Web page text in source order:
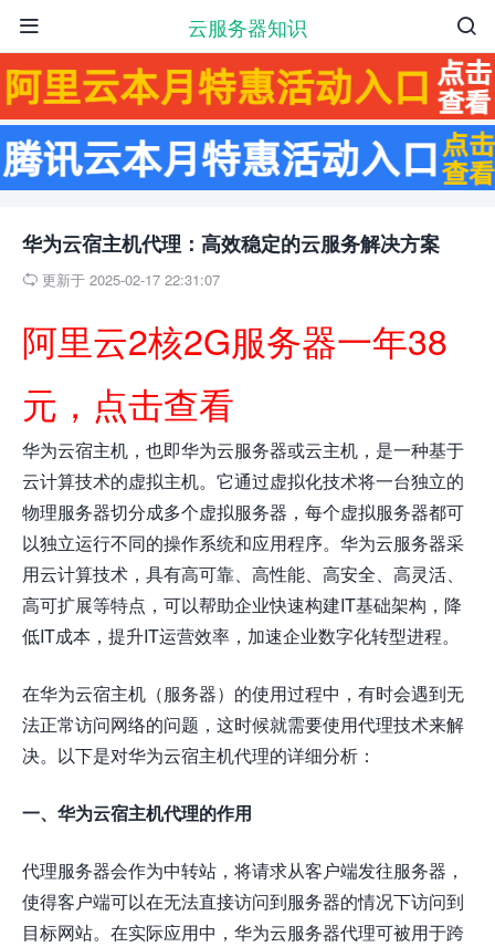
云服务器知识 

华为云宿主机代理：高效稳定的云服务解决方案
 更新于 2025-02-17 22:31:07
阿里云2核2G服务器一年38
元，点击查看
华为云宿主机，也即华为云服务器或云主机，是一种基于
云计算技术的虚拟主机。它通过虚拟化技术将一台独立的
物理服务器切分成多个虚拟服务器，每个虚拟服务器都可
以独立运行不同的操作系统和应用程序。华为云服务器采
用云计算技术，具有高可靠、高性能、高安全、高灵活、
高可扩展等特点，可以帮助企业快速构建IT基础架构，降
低IT成本，提升IT运营效率，加速企业数字化转型进程。
在华为云宿主机（服务器）的使用过程中，有时会遇到无
法正常访问网络的问题，这时候就需要使用代理技术来解
决。以下是对华为云宿主机代理的详细分析：
一、华为云宿主机代理的作用
代理服务器会作为中转站，将请求从客户端发往服务器，
使得客户端可以在无法直接访问到服务器的情况下访问到
目标网站。在实际应用中，华为云服务器代理可被用于跨